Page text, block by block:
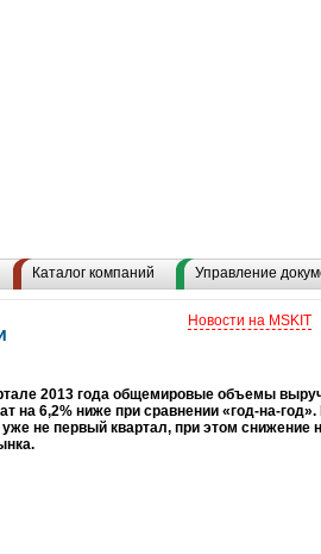
Каталог компаний Управление
Новости на MSKIT
2013 года общемировые объемы
на 6,2% ниже при сравнении «год-на-
не первый квартал, при этом снижение